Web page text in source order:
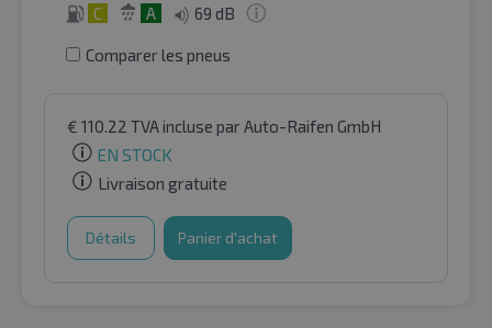
C A 69 dB
Comparer les pneus
€ 110.22 TVA incluse par Auto-Raifen GmbH
EN STOCK
Livraison gratuite
Détails Panier d'achat